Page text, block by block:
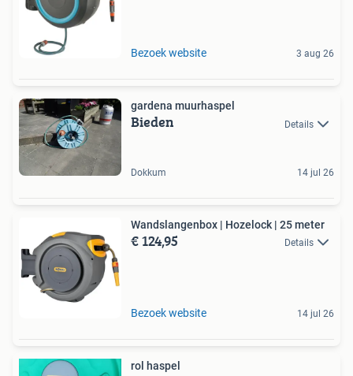
Bezoek website 3 aug 26
gardena muurhaspel
Bieden Details
Dokkum 14 jul 26
Wandslangenbox | Hozelock | 25 meter
€ 124,95 Details
Bezoek website 14 jul 26
rol haspel